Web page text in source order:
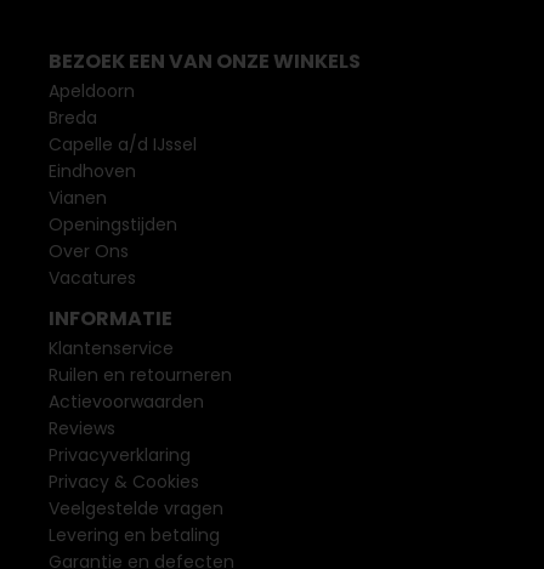
BEZOEK EEN VAN ONZE WINKELS
Apeldoorn
Breda
Capelle a/d IJssel
Eindhoven
Vianen
Openingstijden
Over Ons
Vacatures
INFORMATIE
Klantenservice
Ruilen en retourneren
Actievoorwaarden
Reviews
Privacyverklaring
Privacy & Cookies
Veelgestelde vragen
Levering en betaling
Garantie en defecten